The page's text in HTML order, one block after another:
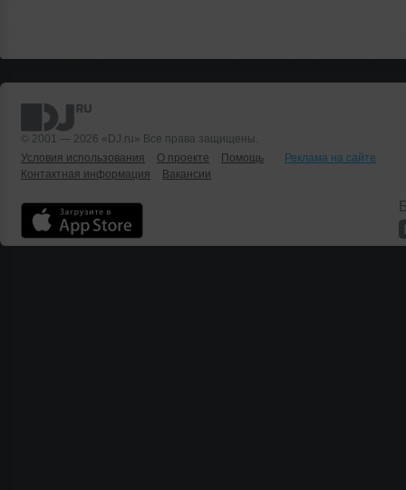
© 2001 — 2026 «DJ.ru» Все права защищены.
Условия использования
О проекте Помощь
Реклама на сайте
Контактная информация
Вакансии